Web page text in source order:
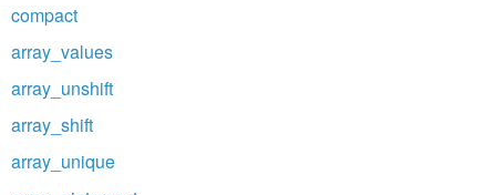
compact
array_values
array_unshift
array_shift
array_unique